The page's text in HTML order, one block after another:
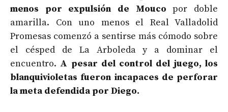
menos por expulsión de Mouco por doble
amarilla. Con uno menos el Real Valladolid
Promesas comenzó a sentirse más cómodo sobre
el césped de La Arboleda y a dominar el
encuentro. A pesar del control del juego, los
blanquivioletas fueron incapaces de perforar
la meta defendida por Diego.